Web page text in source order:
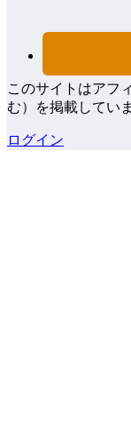
このサイトはアフ
む）を掲載してい
ログイン